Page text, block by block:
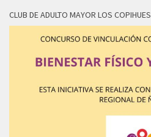
CLUB DE ADULTO MAYOR LOS COPIHUES